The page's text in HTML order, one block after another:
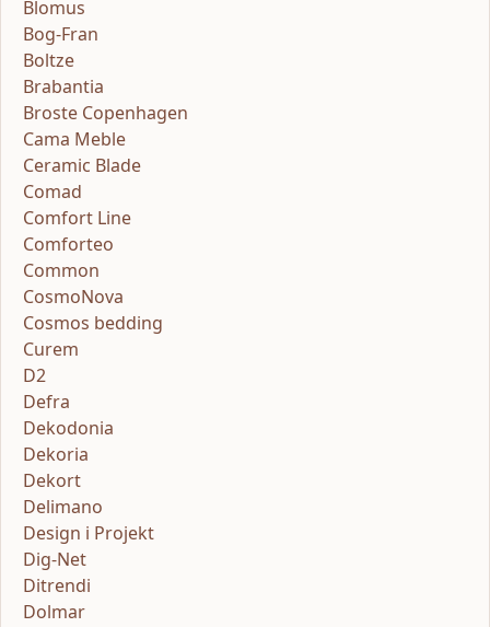
Blomus
Bog-Fran
Boltze
Brabantia
Broste Copenhagen
Cama Meble
Ceramic Blade
Comad
Comfort Line
Comforteo
Common
CosmoNova
Cosmos bedding
Curem
D2
Defra
Dekodonia
Dekoria
Dekort
Delimano
Design i Projekt
Dig-Net
Ditrendi
Dolmar